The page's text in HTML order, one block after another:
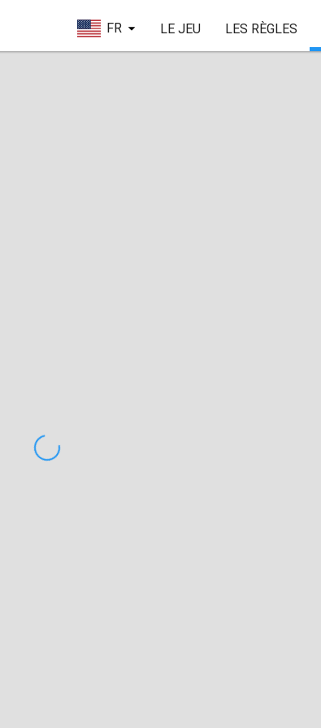
FR LE JEU LES RÈGLES